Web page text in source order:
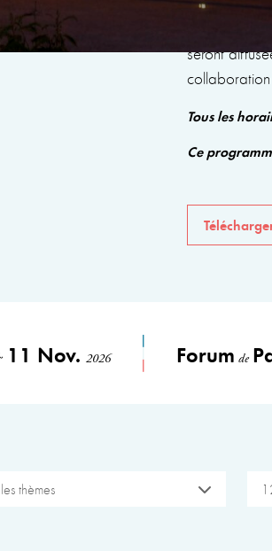
Le
seront
Tous les
Ce
11 Nov. 2026 Forum de
thèmes